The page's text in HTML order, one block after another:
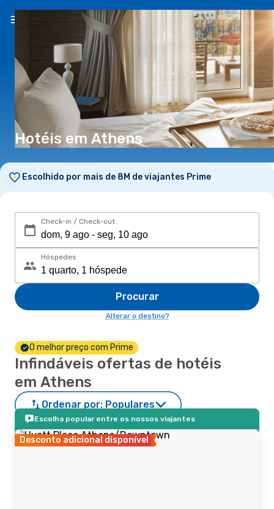
PT(€)
Hotéis em Athens
Escolhido por mais de 8M de viajantes Prime
Check-in / Check-out
Hóspedes
Procurar
Alterar o destino?
O melhor preço com Prime
Infindáveis ofertas de hotéis
em Athens
Ordenar por: Populares
Escolha popular entre os nossos viajantes
Desconto adicional disponível